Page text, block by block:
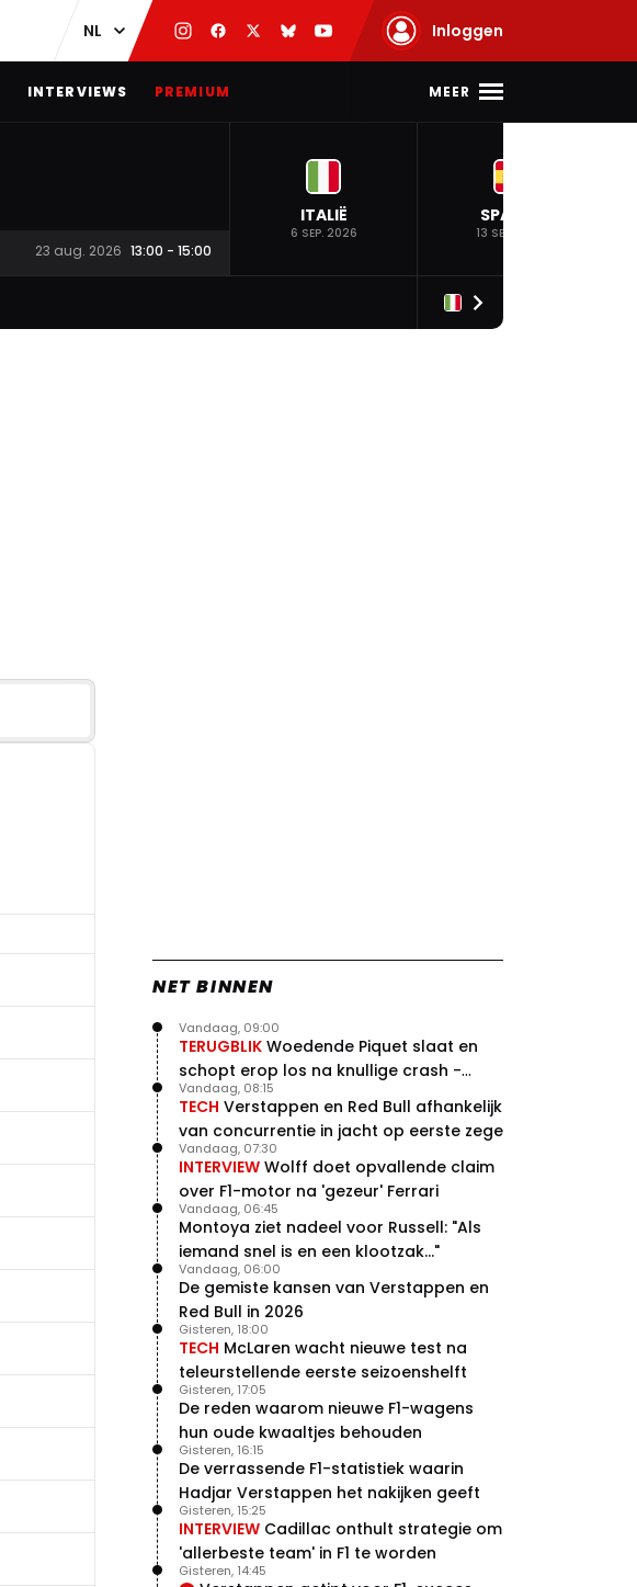
Inloggen
INTERVIEWS PREMIUM MEER
23 aug. 2026 13:00 - 15:00
ITALIË
6 SEP. 2026
SPANJE
13 SEP. 2026
NET BINNEN
TERUGBLIK Woedende Piquet slaat en
schopt erop los na knullige crash -
terugblik
Vandaag, 09:00
TECH Verstappen en Red Bull afhankelijk
van concurrentie in jacht op eerste zege
Vandaag, 08:15
INTERVIEW Wolff doet opvallende claim
over F1-motor na 'gezeur' Ferrari
Vandaag, 07:30
Montoya ziet nadeel voor Russell: "Als
iemand snel is en een klootzak..."
Vandaag, 06:45
De gemiste kansen van Verstappen en
Red Bull in 2026
Vandaag, 06:00
TECH McLaren wacht nieuwe test na
teleurstellende eerste seizoenshelft
Gisteren, 18:00
De reden waarom nieuwe F1-wagens
hun oude kwaaltjes behouden
Gisteren, 17:05
De verrassende F1-statistiek waarin
Hadjar Verstappen het nakijken geeft
Gisteren, 16:15
INTERVIEW Cadillac onthult strategie om
'allerbeste team' in F1 te worden
Gisteren, 15:25
Gisteren, 14:45